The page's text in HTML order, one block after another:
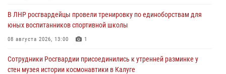
В ЛНР росгвардейцы провели тренировку по единоборствам для
юных воспитанников спортивной школы
08 августа 2026, 13:00 1
Сотрудники Росгвардии присоединились к утренней разминке у
стен музея истории космонавтики в Калуге